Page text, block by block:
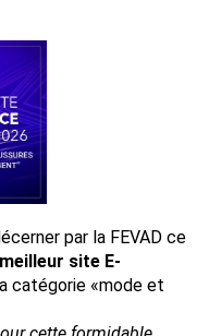
par la FEVAD ce
site E-
catégorie «mode et